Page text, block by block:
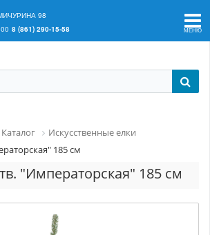
98
8 (861) 290-15-58
Каталог
Искусственные елки
185 см
"Императорская" 185 см